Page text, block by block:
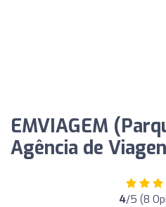
EMVIAGEM
Agência de
4/5 (8